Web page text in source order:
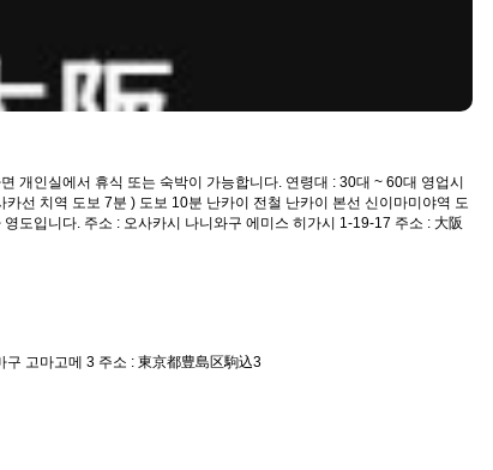
개인실에서 휴식 또는 숙박이 가능합니다. 연령대 : 30대 ~ 60대 영업시
선 치역 도보 7분 ) 도보 10분 난카이 전철 난카이 본선 신이마미야역 도
도입니다. 주소 : 오사카시 나니와구 에미스 히가시 1-19-17 주소 : 大阪
고마고메 3 주소 : 東京都豊島区駒込3